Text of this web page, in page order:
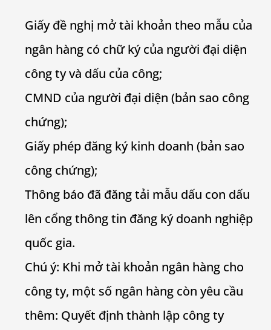
Giấy đề nghị mở tài khoản theo mẫu của
ngân hàng có chữ ký của người đại diện
công ty và dấu của công;
CMND của người đại diện (bản sao công
chứng);
Giấy phép đăng ký kinh doanh (bản sao
công chứng);
Thông báo đã đăng tải mẫu dấu con dấu
lên cổng thông tin đăng ký doanh nghiệp
quốc gia.
Chú ý: Khi mở tài khoản ngân hàng cho
công ty, một số ngân hàng còn yêu cầu
thêm: Quyết định thành lập công ty